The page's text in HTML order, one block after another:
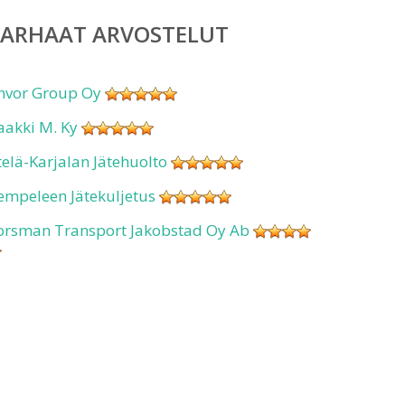
ARVOSTELUT
Group Oy
M. Ky
Karjalan Jätehuolto
Jätekuljetus
Transport Jakobstad Oy Ab